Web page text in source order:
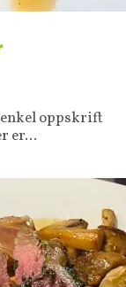
oppskrift
er...